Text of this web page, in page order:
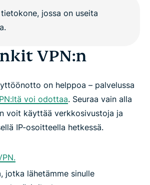
VPN:n
on helppoa – palvelussa
voi odottaa. Seuraa vain alla
voit käyttää verkkosivustoja ja
IP-osoitteella hetkessä.
jotka lähetämme sinulle